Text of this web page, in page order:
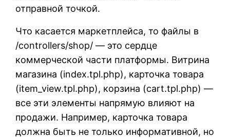
отправной точкой.
Что касается маркетплейса, то файлы в
/controllers/shop/ — это сердце
коммерческой части платформы. Витрина
магазина (index.tpl.php), карточка товара
(item_view.tpl.php), корзина (cart.tpl.php) —
все эти элементы напрямую влияют на
продажи. Например, карточка товара
должна быть не только информативной, но